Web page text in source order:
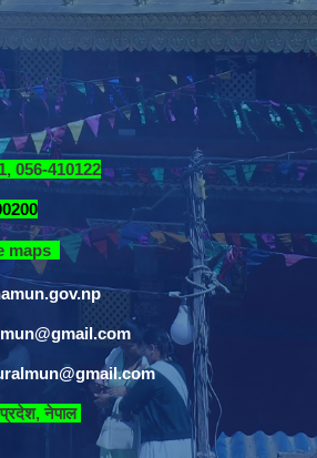
056-410122
maps
​
प्रदेश, नेपाल